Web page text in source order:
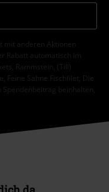
mit anderen Aktionen
Rabatt automatisch im
Rammstein, (Till)
Feine Sahne Fischfilet, Die
Spendenbeitrag beinhalten,